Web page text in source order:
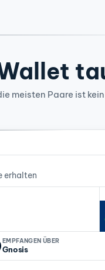
meisten Paare ist
erhalten
EMPFANGEN ÜBER
Gnosis